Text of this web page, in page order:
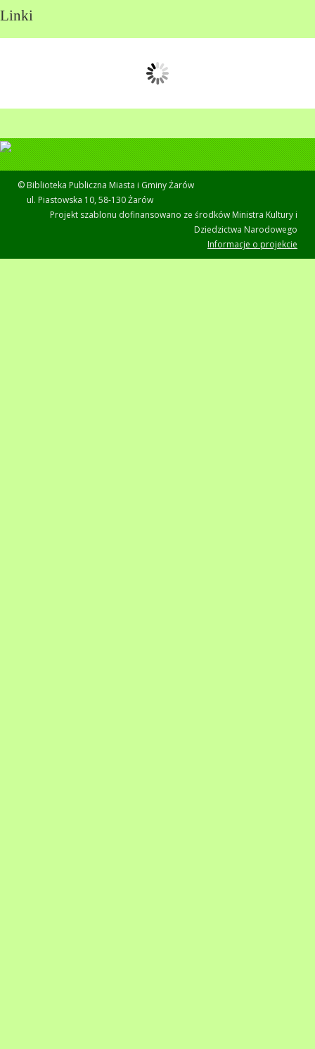
Linki
© Biblioteka Publiczna Miasta i Gminy Żarów
ul. Piastowska 10, 58-130 Żarów
Projekt szablonu dofinansowano ze środków Ministra Kultury i
Dziedzictwa Narodowego
Informacje o projekcie